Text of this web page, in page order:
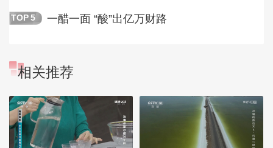
TOP 5 一醋一面 “酸”出亿万财路
相关推荐